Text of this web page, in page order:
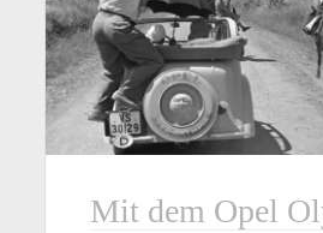
Mit dem Opel